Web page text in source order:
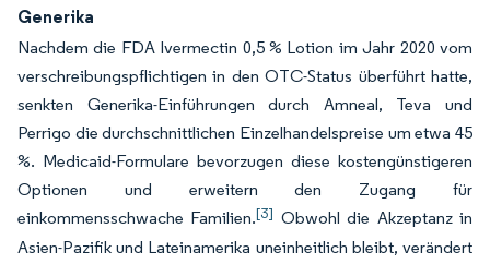
Generika
Nachdem die FDA Ivermectin 0,5 % Lotion im Jahr 2020 vom
verschreibungspflichtigen in den OTC-Status überführt hatte,
senkten Generika-Einführungen durch Amneal, Teva und
Perrigo die durchschnittlichen Einzelhandelspreise um etwa 45
%. Medicaid-Formulare bevorzugen diese kostengünstigeren
Optionen und erweitern den Zugang für
einkommensschwache Familien.[3] Obwohl die Akzeptanz in
Asien-Pazifik und Lateinamerika uneinheitlich bleibt, verändert